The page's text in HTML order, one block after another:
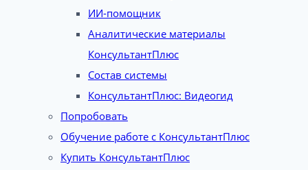
ИИ-помощник
Аналитические материалы
КонсультантПлюс
Состав системы
КонсультантПлюс: Видеогид
Попробовать
Обучение работе с КонсультантПлюс
Купить КонсультантПлюс